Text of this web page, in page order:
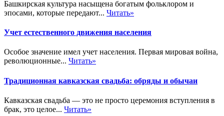
Башкирская культура насыщена богатым фольклором и
эпосами, которые передают... Читать»
Учет естественного движения населения
Особое значение имел учет населения. Первая мировая война,
революционные... Читать»
Традиционная кавказская свадьба: обряды и обычаи
Кавказская свадьба — это не просто церемония вступления в
брак, это целое... Читать»